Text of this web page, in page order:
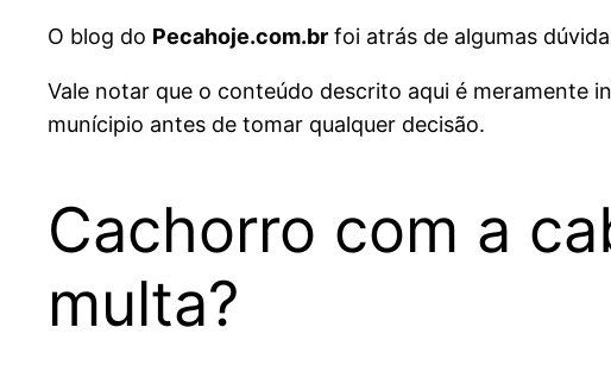
O blog do Pecahoje.com.br foi atrás de algumas
Vale notar que o conteúdo descrito aqui é meramente
munícipio antes de tomar qualquer decisão.
Cachorro com a
multa?